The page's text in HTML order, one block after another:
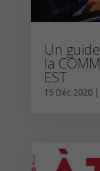
Un
la
EST
15 Déc 2020|